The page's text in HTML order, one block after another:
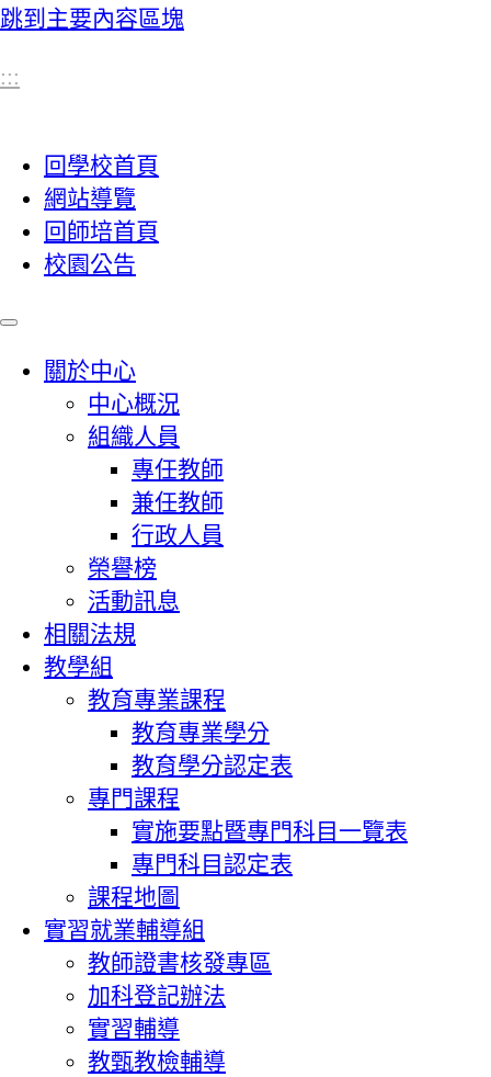
跳到主要內容區塊
:::
回學校首頁
網站導覽
回師培首頁
校園公告
關於中心
中心概況
組織人員
專任教師
兼任教師
行政人員
榮譽榜
活動訊息
相關法規
教學組
教育專業課程
教育專業學分
教育學分認定表
專門課程
實施要點暨專門科目一覽表
專門科目認定表
課程地圖
實習就業輔導組
教師證書核發專區
加科登記辦法
實習輔導
教甄教檢輔導